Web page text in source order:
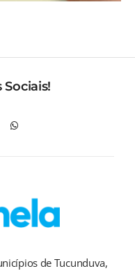
Sociais!
de Tucunduva,